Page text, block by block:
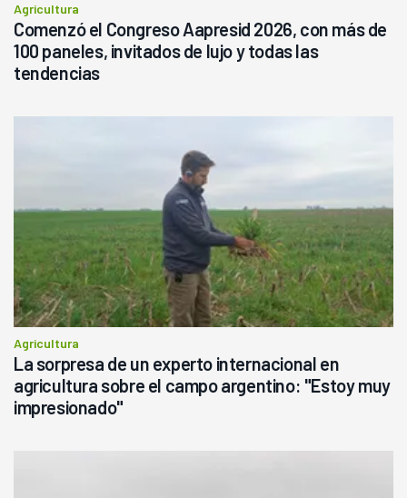
Agricultura
Comenzó el Congreso Aapresid 2026, con más de
100 paneles, invitados de lujo y todas las
tendencias
Agricultura
La sorpresa de un experto internacional en
agricultura sobre el campo argentino: "Estoy muy
impresionado"